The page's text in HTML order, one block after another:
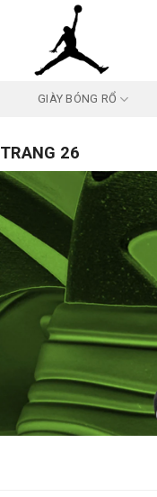
GIÀY BÓNG RỔ
TRANG 26